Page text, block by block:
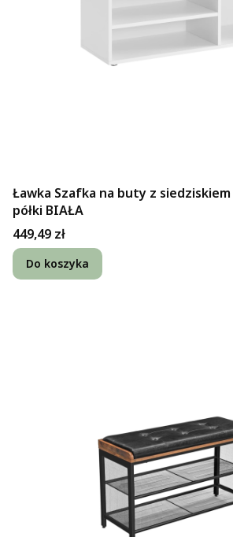
Ławka Szafka na buty z
półki BIAŁA
Cena
449,49 zł
Do koszyka